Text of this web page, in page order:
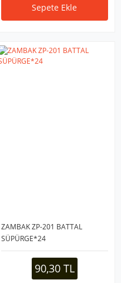
Sepete Ekle
ZAMBAK ZP-201 BATTAL
SÜPÜRGE*24
90,30 TL